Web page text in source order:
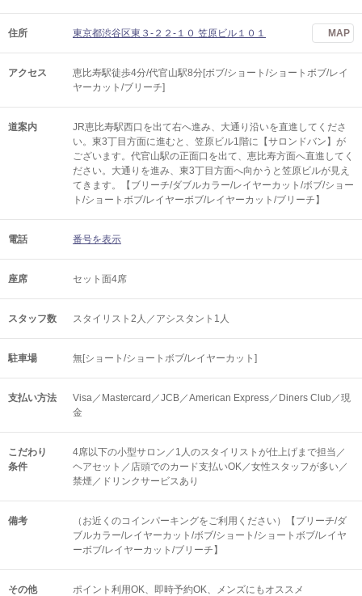
住所 東京都渋谷区東３-２２-１０ 笠原ビル１０１ MAP
アクセス
恵比寿駅徒歩4分/代官山駅8分[ボブ/ショート/ショートボブ/レイ
ヤーカット/ブリーチ]
道案内
JR恵比寿駅西口を出て右へ進み、大通り沿いを直進してくださ
い。東3丁目方面に進むと、笠原ビル1階に【サロンドバン】が
ございます。代官山駅の正面口を出て、恵比寿方面へ直進してく
ださい。大通りを進み、東3丁目方面へ向かうと笠原ビルが見え
てきます。【ブリーチ/ダブルカラー/レイヤーカット/ボブ/ショー
ト/ショートボブ/レイヤーボブ/レイヤーカット/ブリーチ】
電話 番号を表示
座席 セット面4席
スタッフ数 スタイリスト2人／アシスタント1人
駐車場 無[ショート/ショートボブ/レイヤーカット]
支払い方法
Visa／Mastercard／JCB／American Express／Diners Club／現
金
こだわり
条件
4席以下の小型サロン／1人のスタイリストが仕上げまで担当／
ヘアセット／店頭でのカード支払いOK／女性スタッフが多い／
禁煙／ドリンクサービスあり
備考
（お近くのコインパーキングをご利用ください）【ブリーチ/ダ
ブルカラー/レイヤーカット/ボブ/ショート/ショートボブ/レイヤ
ーボブ/レイヤーカット/ブリーチ】
その他 ポイント利用OK 即時予約OK メンズにもオススメ